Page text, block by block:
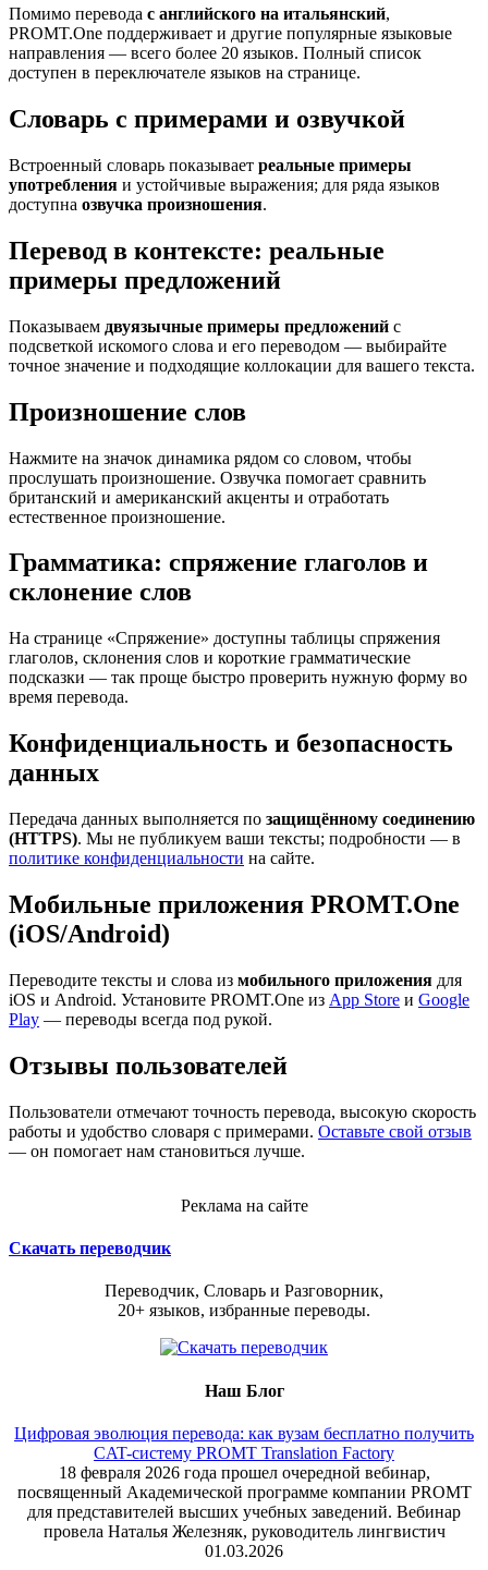
Помимо перевода с английского на итальянский,
PROMT.One поддерживает и другие популярные языковые
направления — всего более 20 языков. Полный список
доступен в переключателе языков на странице.
Словарь с примерами и озвучкой
Встроенный словарь показывает реальные примеры
употребления и устойчивые выражения; для ряда языков
доступна озвучка произношения.
Перевод в контексте: реальные
примеры предложений
Показываем двуязычные примеры предложений с
подсветкой искомого слова и его переводом — выбирайте
точное значение и подходящие коллокации для вашего текста.
Произношение слов
Нажмите на значок динамика рядом со словом, чтобы
прослушать произношение. Озвучка помогает сравнить
британский и американский акценты и отработать
естественное произношение.
Грамматика: спряжение глаголов и
склонение слов
На странице «Спряжение» доступны таблицы спряжения
глаголов, склонения слов и короткие грамматические
подсказки — так проще быстро проверить нужную форму во
время перевода.
Конфиденциальность и безопасность
данных
Передача данных выполняется по защищённому соединению
(HTTPS). Мы не публикуем ваши тексты; подробности — в
политике конфиденциальности на сайте.
Мобильные приложения PROMT.One
(iOS/Android)
Переводите тексты и слова из мобильного приложения для
iOS и Android. Установите PROMT.One из App Store и Google
Play — переводы всегда под рукой.
Отзывы пользователей
Пользователи отмечают точность перевода, высокую скорость
работы и удобство словаря с примерами. Оставьте свой отзыв
— он помогает нам становиться лучше.
Реклама на сайте
Скачать переводчик
Переводчик, Словарь и Разговорник,
20+ языков, избранные переводы.
Наш Блог
Цифровая эволюция перевода: как вузам бесплатно получить
CAT-систему PROMT Translation Factory
18 февраля 2026 года прошел очередной вебинар,
посвященный Академической программе компании PROMT
для представителей высших учебных заведений. Вебинар
провела Наталья Железняк, руководитель лингвистич
01.03.2026